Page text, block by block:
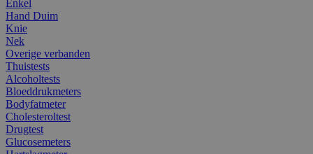
Enkel
Hand Duim
Knie
Nek
Overige verbanden
Thuistests
Alcoholtests
Bloeddrukmeters
Bodyfatmeter
Cholesteroltest
Drugtest
Glucosemeters